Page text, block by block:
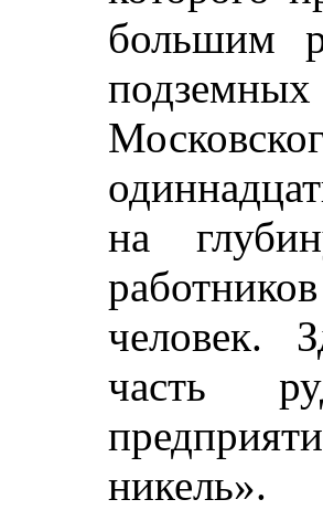
большим
на
человек.
часть
никель».